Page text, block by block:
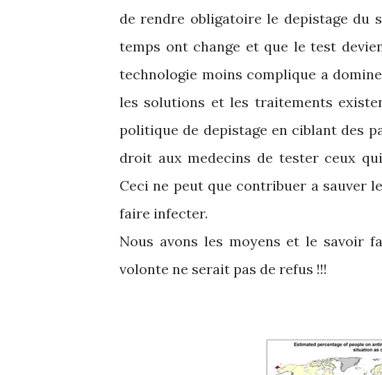
de rendre obligatoire le depistage du
temps ont change et que le test
technologie moins complique a
les solutions et les traitements
politique de depistage en ciblant des
droit aux medecins de tester ceux
Ceci ne peut que contribuer a sauver
faire infecter.
Nous avons les moyens et le savoir
volonte ne serait pas de refus !!!